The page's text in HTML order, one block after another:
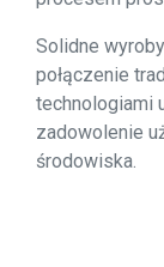
Solidne
połączenie
technologiami
zadowolenie
środowiska.